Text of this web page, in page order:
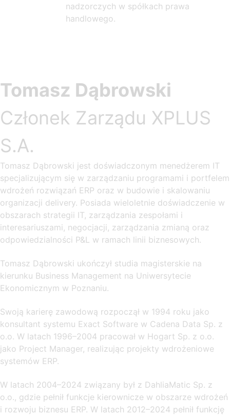
nadzorczych w spółkach prawa
handlowego.
Tomasz Dąbrowski
Członek Zarządu XPLUS
S.A.
Tomasz Dąbrowski jest doświadczonym menedżerem IT
specjalizującym się w zarządzaniu programami i portfelem
wdrożeń rozwiązań ERP oraz w budowie i skalowaniu
organizacji delivery. Posiada wieloletnie doświadczenie w
obszarach strategii IT, zarządzania zespołami i
interesariuszami, negocjacji, zarządzania zmianą oraz
odpowiedzialności P&L w ramach linii biznesowych.
Tomasz Dąbrowski ukończył studia magisterskie na
kierunku Business Management na Uniwersytecie
Ekonomicznym w Poznaniu.
Swoją karierę zawodową rozpoczął w 1994 roku jako
konsultant systemu Exact Software w Cadena Data Sp. z
o.o. W latach 1996–2004 pracował w Hogart Sp. z o.o.
jako Project Manager, realizując projekty wdrożeniowe
systemów ERP.
W latach 2004–2024 związany był z DahliaMatic Sp. z
o.o., gdzie pełnił funkcje kierownicze w obszarze wdrożeń
i rozwoju biznesu ERP. W latach 2012–2024 pełnił funkcję